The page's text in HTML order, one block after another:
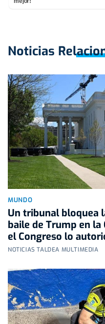
Noticias
MUNDO
Un tribunal bloquea
baile de Trump en la
el Congreso lo
NOTICIAS TALDEA MULTIMEDIA